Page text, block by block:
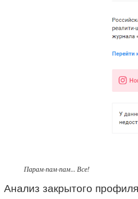
Парам-пам-пам… Все!
Анализ закрытого